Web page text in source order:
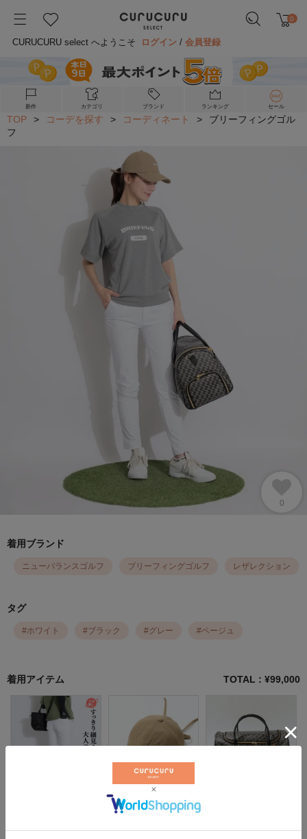
0
CURUCURU select へようこそ ログイン /会員登録
新作 カテゴリ ブランド ランキング セール
TOP > コーデを探す > コーディネート >
ブリーフィングゴル
フ
0
着用ブランド
ニューバランスゴルフ ブリーフィングゴルフ レザレクション
タグ
#ホワイト #ブラック #グレー #ベージュ
着用アイテム TOTAL : ¥99,000
ブリーフィングゴルフ